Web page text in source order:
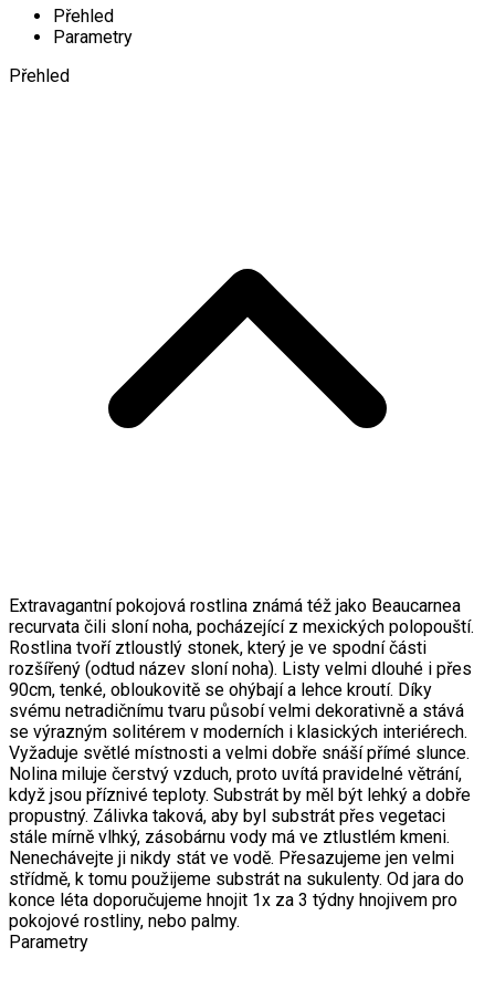
Přehled
Parametry
Přehled
Extravagantní pokojová rostlina známá též jako Beaucarnea
recurvata čili sloní noha, pocházející z mexických polopouští.
Rostlina tvoří ztloustlý stonek, který je ve spodní části
rozšířený (odtud název sloní noha). Listy velmi dlouhé i přes
90cm, tenké, obloukovitě se ohýbají a lehce kroutí. Díky
svému netradičnímu tvaru působí velmi dekorativně a stává
se výrazným solitérem v moderních i klasických interiérech.
Vyžaduje světlé místnosti a velmi dobře snáší přímé slunce.
Nolina miluje čerstvý vzduch, proto uvítá pravidelné větrání,
když jsou příznivé teploty. Substrát by měl být lehký a dobře
propustný. Zálivka taková, aby byl substrát přes vegetaci
stále mírně vlhký, zásobárnu vody má ve ztlustlém kmeni.
Nenechávejte ji nikdy stát ve vodě. Přesazujeme jen velmi
střídmě, k tomu použijeme substrát na sukulenty. Od jara do
konce léta doporučujeme hnojit 1x za 3 týdny hnojivem pro
pokojové rostliny, nebo palmy.
Parametry